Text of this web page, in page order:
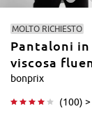
MOLTO RICHIESTO
Pantaloni
viscosa
bonprix
(100) >